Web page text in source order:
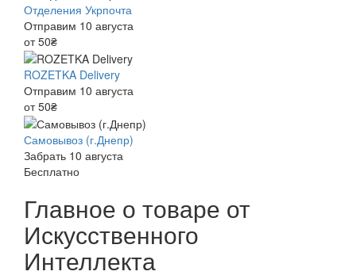
Отделения Укрпочта
Отправим 10 августа
от 50₴
ROZETKA Delivery
Отправим 10 августа
от 50₴
Самовывоз (г.Днепр)
Забрать 10 августа
Бесплатно
Главное о товаре от
Искусственного
Интеллекта